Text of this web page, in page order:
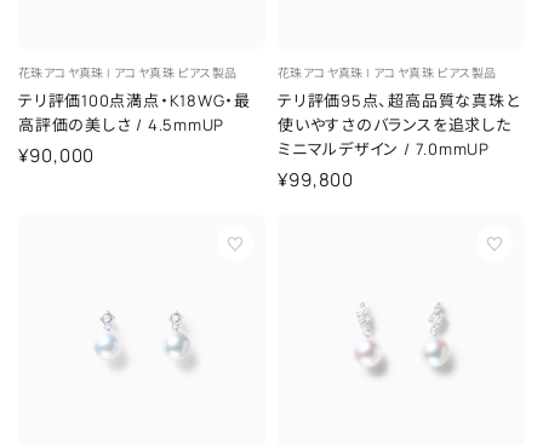
花珠アコヤ真珠 | アコヤ真珠 ピアス製品
テリ評価100点満点・K18WG・最
高評価の美しさ / 4.5mmUP
¥90,000
花珠アコヤ真珠 | アコヤ真珠 ピアス製品
テリ評価95点、超高品質な真珠と
使いやすさのバランスを追求した
ミニマルデザイン / 7.0mmUP
¥99,800